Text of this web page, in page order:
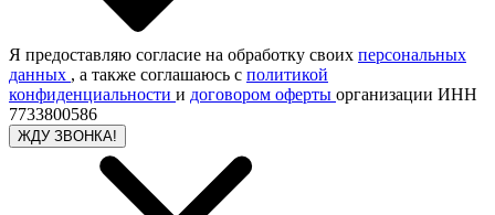
Я предоставляю согласие на обработку своих персональных
данных , а также соглашаюсь с политикой
конфиденциальности и договором оферты организации ИНН
7733800586
ЖДУ ЗВОНКА!